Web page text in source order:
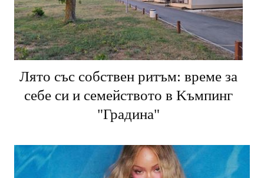
Лято със собствен ритъм: време за
себе си и семейството в Kъмпинг
"Градина"